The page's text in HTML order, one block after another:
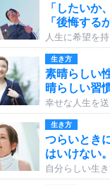
「したいか
「後悔する
人生に希望を
生き方
素晴らしい
晴らしい習
幸せな人生を
生き方
つらいとき
はいけない。
自分らしい生